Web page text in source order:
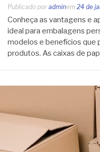
Publicado por adminem 24 de
Conheça as vantagens e
ideal para embalagens
modelos e benefícios que
produtos. As caixas de